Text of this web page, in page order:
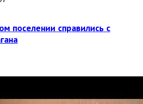
поселении справились с